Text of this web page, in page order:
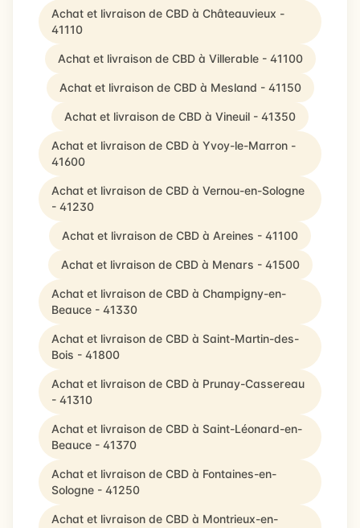
Achat et livraison de CBD à Châteauvieux -
41110
Achat et livraison de CBD à Villerable - 41100
Achat et livraison de CBD à Mesland - 41150
Achat et livraison de CBD à Vineuil - 41350
Achat et livraison de CBD à Yvoy-le-Marron -
41600
Achat et livraison de CBD à Vernou-en-Sologne
- 41230
Achat et livraison de CBD à Areines - 41100
Achat et livraison de CBD à Menars - 41500
Achat et livraison de CBD à Champigny-en-
Beauce - 41330
Achat et livraison de CBD à Saint-Martin-des-
Bois - 41800
Achat et livraison de CBD à Prunay-Cassereau
- 41310
Achat et livraison de CBD à Saint-Léonard-en-
Beauce - 41370
Achat et livraison de CBD à Fontaines-en-
Sologne - 41250
Achat et livraison de CBD à Montrieux-en-